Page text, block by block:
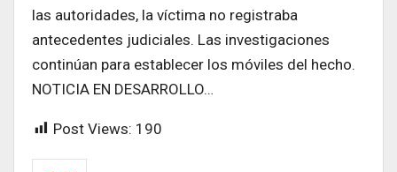
las autoridades, la víctima no registraba
antecedentes judiciales. Las investigaciones
continúan para establecer los móviles del hecho.
NOTICIA EN DESARROLLO…
Post Views: 190